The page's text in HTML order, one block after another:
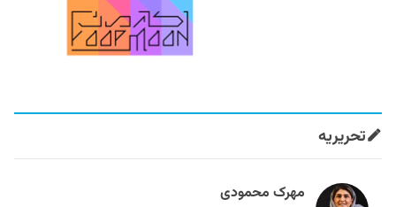
تحریریه
مهرک محمودی